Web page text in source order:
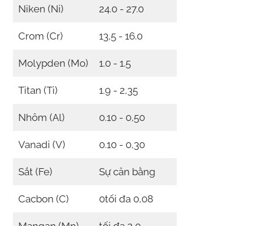
Niken (Ni) 24.0 - 27.0
Crom (Cr) 13,5 - 16.0
Molypden (Mo) 1.0 - 1.5
Titan (Ti) 1.9 - 2,35
Nhôm (Al) 0.10 - 0,50
Vanadi (V) 0.10 - 0,30
Sắt (Fe) Sự cân bằng
Cacbon (C) 0tối đa 0,08